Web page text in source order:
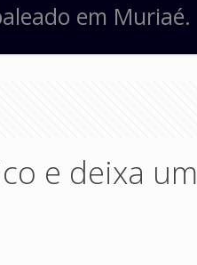
em Muriaé.
e deixa um